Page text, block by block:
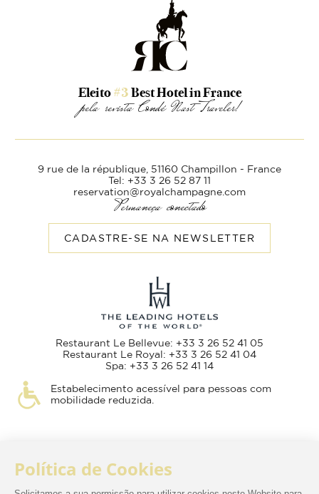
Eleito#3Best Hotel in France
pela revista Condé Nast Traveler!
9 rue de la république, 51160 Champillon - France
Tel: +33 3 26 52 87 11
reservation@royalchampagne.com
Permaneça conectado
CADASTRE-SE NA NEWSLETTER
Restaurant Le Bellevue: +33 3 26 52 41 05
Restaurant Le Royal: +33 3 26 52 41 04
Spa: +33 3 26 52 41 14
Estabelecimento acessível para pessoas com
mobilidade reduzida.
Termos e condições de venda